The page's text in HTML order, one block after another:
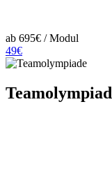
ab 695€ / Modul
49€